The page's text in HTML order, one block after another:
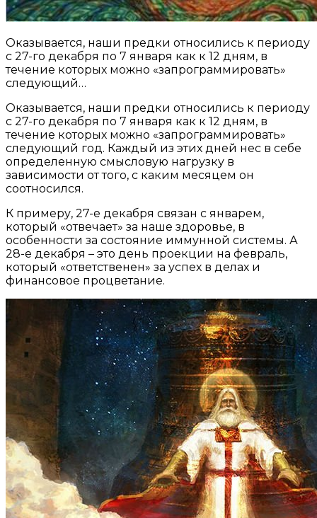
Оказывается, наши предки относились к периоду
с 27-го декабря по 7 января как к 12 дням, в
течение которых можно «запрограммировать»
следующий…
Оказывается, наши предки относились к периоду
с 27-го декабря по 7 января как к 12 дням, в
течение которых можно «запрограммировать»
следующий год. Каждый из этих дней нес в себе
определенную смысловую нагрузку в
зависимости от того, с каким месяцем он
соотносился.
К примеру, 27-е декабря связан с январем,
который «отвечает» за наше здоровье, в
особенности за состояние иммунной системы. А
28-е декабря – это день проекции на февраль,
который «ответственен» за успех в делах и
финансовое процветание.